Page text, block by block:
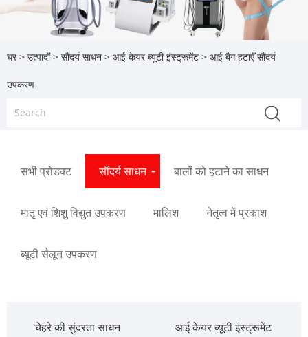
घर > उत्पादों> सौंदर्य साधन > आई केयर ब्यूटी इंस्ट्रूमेंट > आई बैग हटाएँ सौंदर्य
उपकरण
सभी प्रोडक्ट सौंदर्य साधन बालों को हटाने का साधन
मातृ एवं शिशु विद्युत उपकरण मालिश नेतृत्व में प्रकाश
ब्यूटी सैलून उपकरण
चेहरे की सुंदरता साधन आई केयर ब्यूटी इंस्ट्रूमेंट